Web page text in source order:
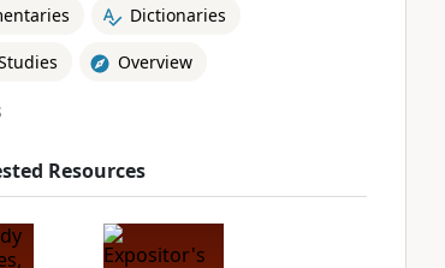
Dictionaries
Overview
Resources